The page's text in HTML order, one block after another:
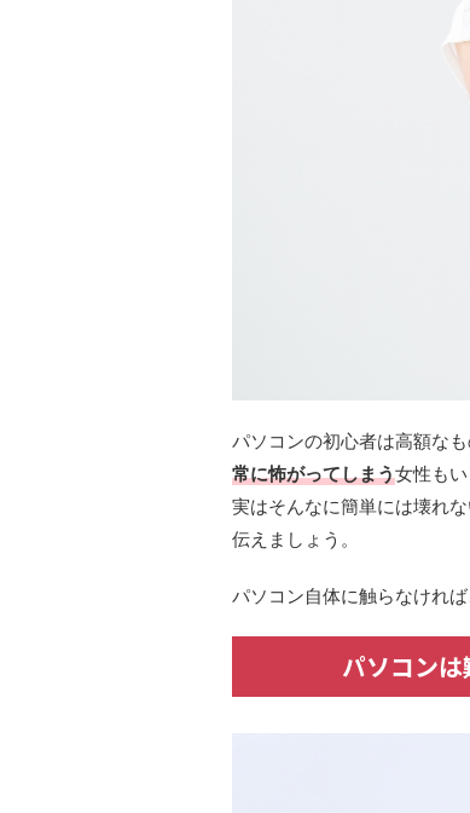
パソコンの初心者は高額な
常に怖がってしまう女性もい
実はそんなに簡単には壊れ
伝えましょう。
パソコン自体に触らなけれ
パソコン